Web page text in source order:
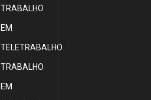
TRABALHO
EM
TELETRABALHO
TRABALHO
EM